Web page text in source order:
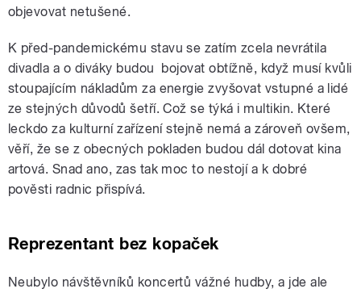
objevovat netušené.
K před-pandemickému stavu se zatím zcela nevrátila
divadla a o diváky budou bojovat obtížně, když musí kvůli
stoupajícím nákladům za energie zvyšovat vstupné a lidé
ze stejných důvodů šetří. Což se týká i multikin. Které
leckdo za kulturní zařízení stejně nemá a zároveň ovšem,
věří, že se z obecných pokladen budou dál dotovat kina
artová. Snad ano, zas tak moc to nestojí a k dobré
pověsti radnic přispívá.
Reprezentant bez kopaček
Neubylo návštěvníků koncertů vážné hudby, a jde ale